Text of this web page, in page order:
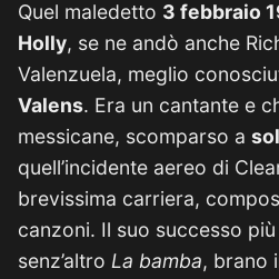
Quel maledetto 3 febbraio
Holly, se ne andò anche
Valenzuela, meglio
Valens. Era un cantante e
messicane, scomparso a
quell’incidente aereo di
brevissima carriera,
canzoni. Il suo successo
senz’altro La bamba, brano